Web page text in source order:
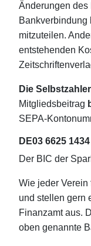
Änderungen des
Bankverbindung
mitzuteilen.
entstehenden
Die
Mitgliedsbeitrag
SEPA-
DE03 6625
Der BIC der
Wie jeder Verein
und stellen gern
Finanzamt aus.
oben genannte